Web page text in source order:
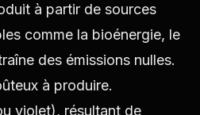
à partir de sources
comme la bioénergie, le
des émissions nulles.
à produire.
violet), résultant de